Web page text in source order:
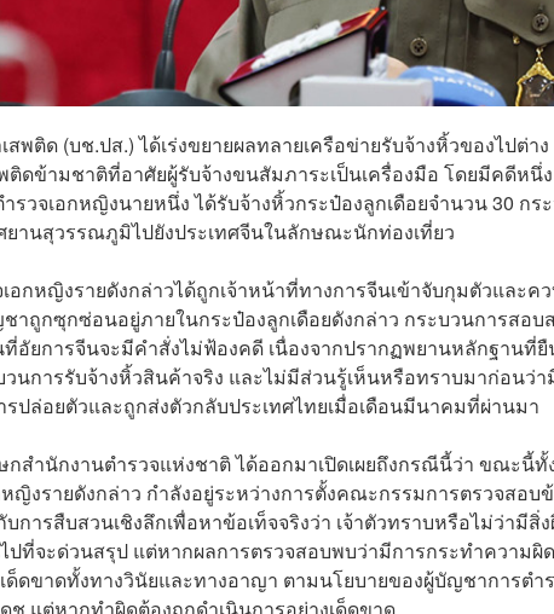
ติด (บช.ปส.) ได้เร่งขยายผลทลายเครือข่ายรับจ้างหิ้วของไปต่าง
ดข้ามชาติที่อาศัยผู้รับจ้างขนสัมภาระเป็นเครื่องมือ โดยมีคดีหนึ่ง
วจเอกหญิงนายหนึ่ง ได้รับจ้างหิ้วกระป๋องลูกเดือยจำนวน 30 กร
ยานสุวรรณภูมิไปยังประเทศจีนในลักษณะนักท่องเที่ยว
อกหญิงรายดังกล่าวได้ถูกเจ้าหน้าที่ทางการจีนเข้าจับกุมตัวและค
ถูกซุกซ่อนอยู่ภายในกระป๋องลูกเดือยดังกล่าว กระบวนการสอบ
อัยการจีนจะมีคำสั่งไม่ฟ้องคดี เนื่องจากปรากฏพยานหลักฐานที่
นการรับจ้างหิ้วสินค้าจริง และไม่มีส่วนรู้เห็นหรือทราบมาก่อนว่า
ปล่อยตัวและถูกส่งตัวกลับประเทศไทยเมื่อเดือนมีนาคมที่ผ่านมา
กสำนักงานตำรวจแห่งชาติ ได้ออกมาเปิดเผยถึงกรณีนี้ว่า ขณะนี้ทั้
ญิงรายดังกล่าว กำลังอยู่ระหว่างการตั้งคณะกรรมการตรวจสอบ
การสืบสวนเชิงลึกเพื่อหาข้อเท็จจริงว่า เจ้าตัวทราบหรือไม่ว่ามีสิ่
ที่จะด่วนสรุป แต่หากผลการตรวจสอบพบว่ามีการกระทำความผิ
ดขาดทั้งทางวินัยและทางอาญา ตามนโยบายของผู้บัญชาการตำ
แต่หากทำผิดต้องถูกดำเนินการอย่างเด็ดขาด